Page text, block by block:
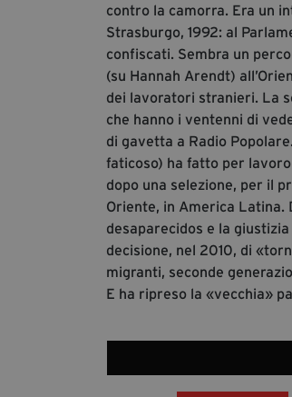
contro la camorra. Era un
Strasburgo, 1992: al
confiscati. Sembra un
(su Hannah Arendt)
dei lavoratori stranieri. La
che hanno i ventenni di
di gavetta a Radio
faticoso) ha fatto per
dopo una selezione, per il
Oriente, in America Latina.
desaparecidos e la
decisione, nel 2010, di
migranti, seconde
E ha ripreso la «vecchia»